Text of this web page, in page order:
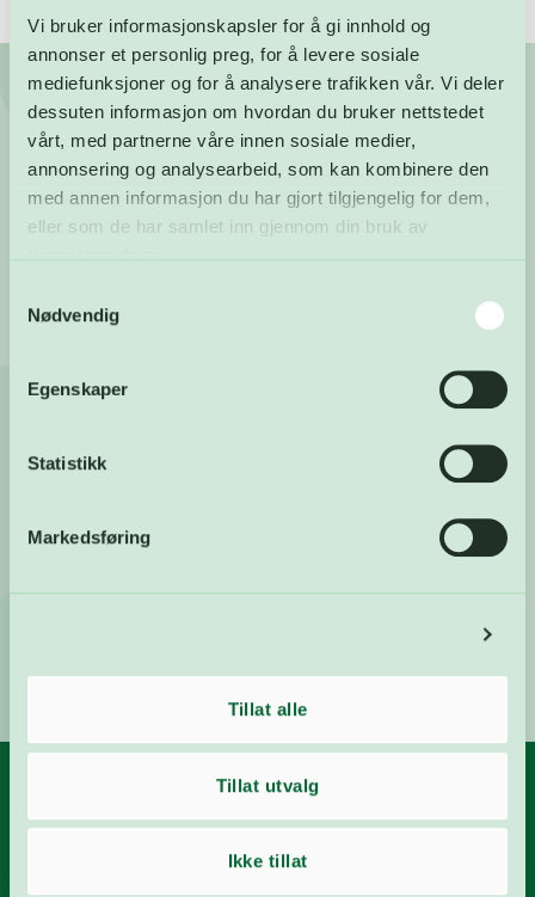
Vi bruker informasjonskapsler for å gi innhold og
annonser et personlig preg, for å levere sosiale
mediefunksjoner og for å analysere trafikken vår. Vi deler
dessuten informasjon om hvordan du bruker nettstedet
vårt, med partnerne våre innen sosiale medier,
annonsering og analysearbeid, som kan kombinere den
med annen informasjon du har gjort tilgjengelig for dem,
eller som de har samlet inn gjennom din bruk av
Nødvendig
Egenskaper
Statistikk
Markedsføring
Tillat alle
Tillat utvalg
Ikke tillat
Ansatte
FREVARs viktigste ressurser – våre ansatte – er ikke noe
æresvegg i vårt hovedmøterom.
Les mer om æresveggen
Våre anlegg
Gjenvinningsstasjon